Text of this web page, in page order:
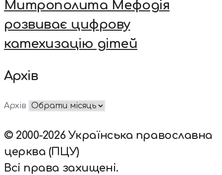
Митрополита Мефодія
розвиває цифрову
катехизацію дітей
Архів
Архів
© 2000-2026 Українська православна
церква (ПЦУ)
Всі права захищені.